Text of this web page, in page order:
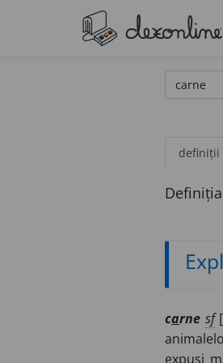
definiții
carne sf[
expuși